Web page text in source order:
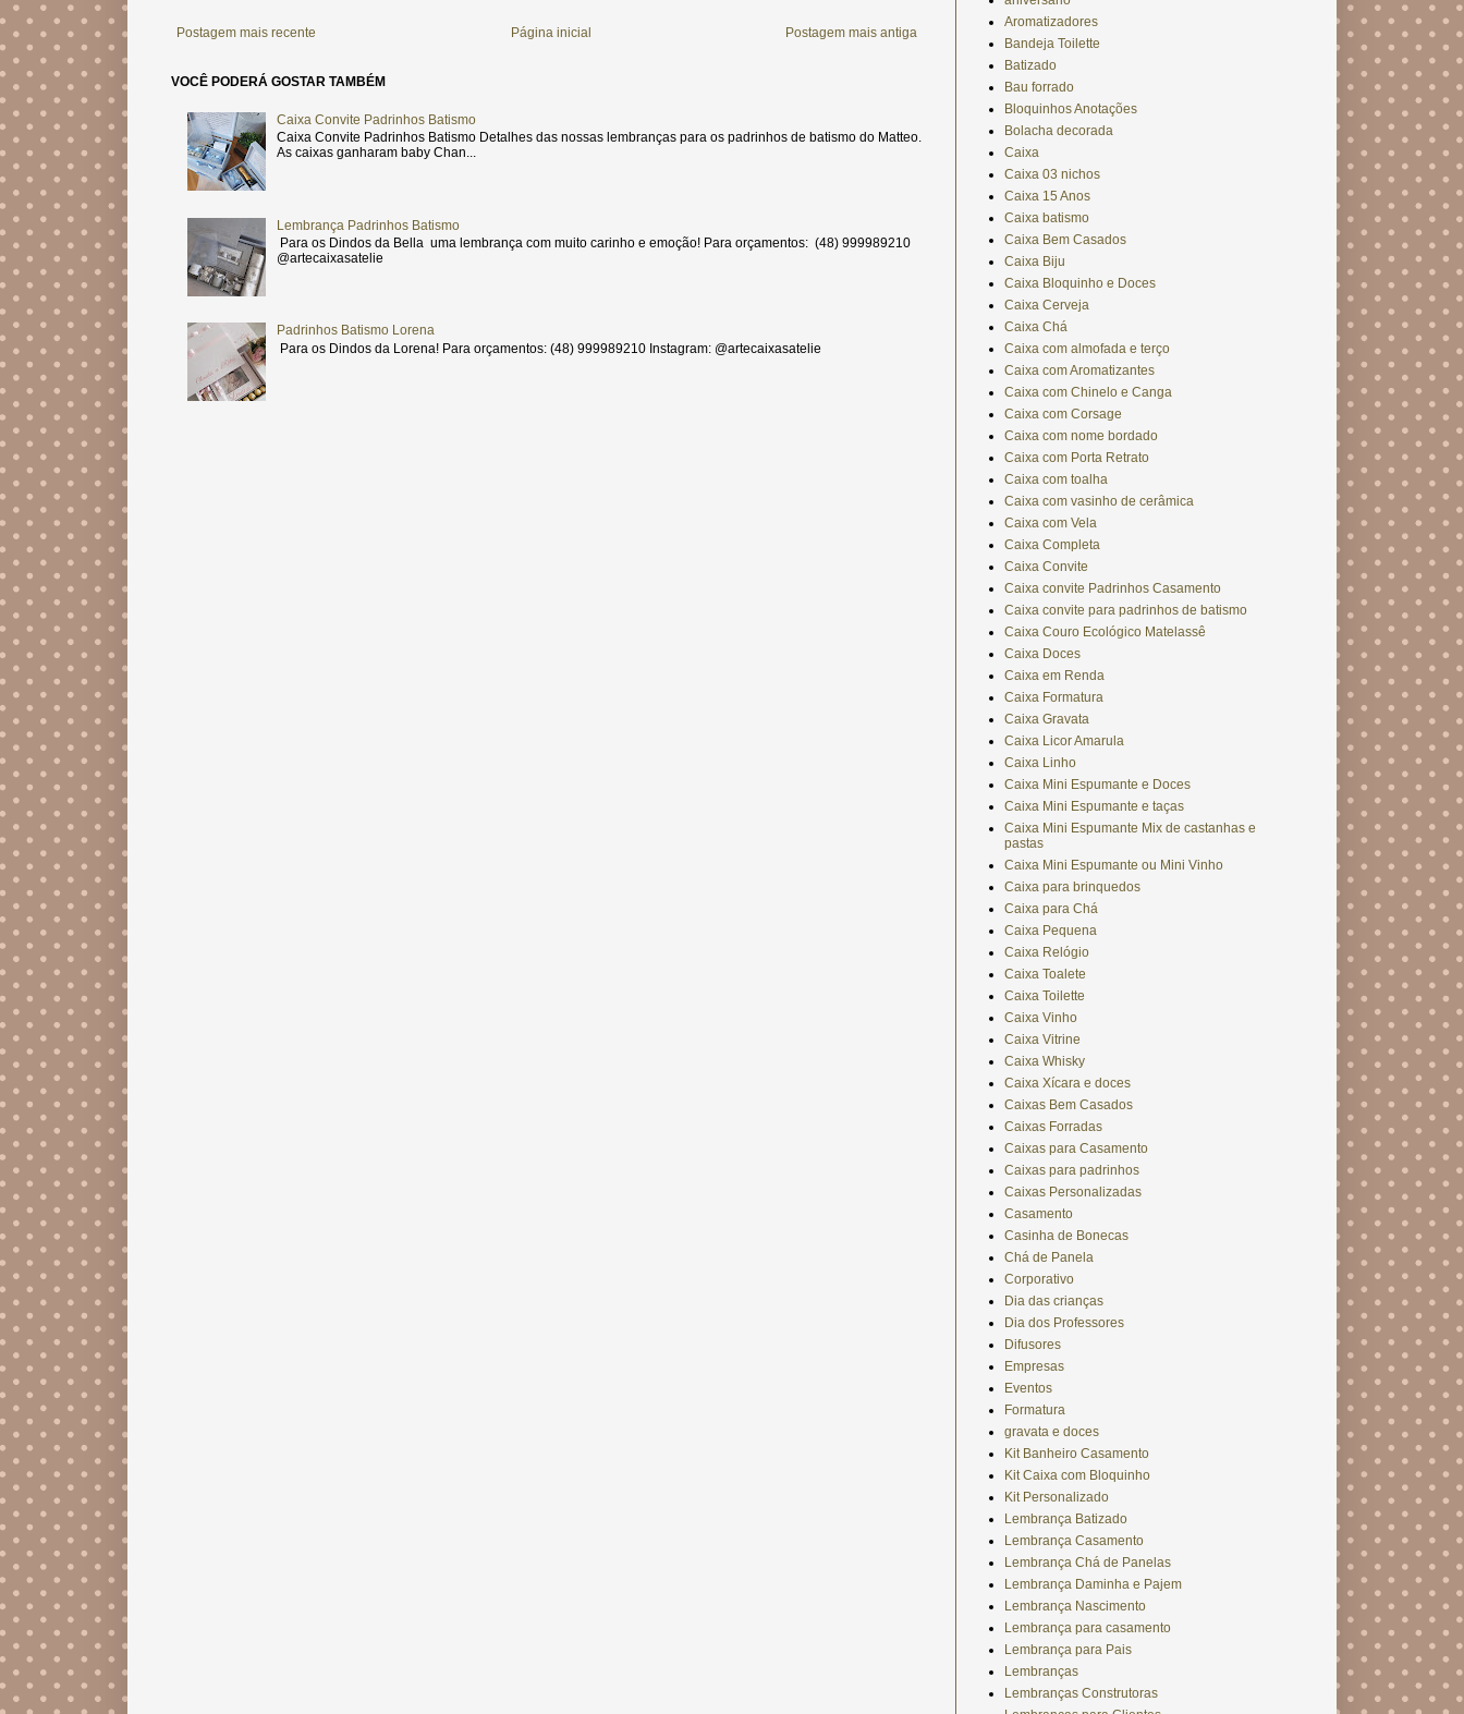
Postagem mais recente Postagem mais antiga
Página inicial
VOCÊ PODERÁ GOSTAR TAMBÉM
Caixa Convite Padrinhos Batismo
Caixa Convite Padrinhos Batismo Detalhes das nossas lembranças para os padrinhos de batismo do Matteo.
As caixas ganharam baby Chan...
Lembrança Padrinhos Batismo
Para os Dindos da Bella uma lembrança com muito carinho e emoção! Para orçamentos: (48) 999989210
@artecaixasatelie
Padrinhos Batismo Lorena
Para os Dindos da Lorena! Para orçamentos: (48) 999989210 Instagram: @artecaixasatelie
Aromatizadores
Bandeja Toilette
Batizado
Bau forrado
Bloquinhos Anotações
Bolacha decorada
Caixa
Caixa 03 nichos
Caixa 15 Anos
Caixa batismo
Caixa Bem Casados
Caixa Biju
Caixa Bloquinho e Doces
Caixa Cerveja
Caixa Chá
Caixa com almofada e terço
Caixa com Aromatizantes
Caixa com Chinelo e Canga
Caixa com Corsage
Caixa com nome bordado
Caixa com Porta Retrato
Caixa com toalha
Caixa com vasinho de cerâmica
Caixa com Vela
Caixa Completa
Caixa Convite
Caixa convite Padrinhos Casamento
Caixa convite para padrinhos de batismo
Caixa Couro Ecológico Matelassê
Caixa Doces
Caixa em Renda
Caixa Formatura
Caixa Gravata
Caixa Licor Amarula
Caixa Linho
Caixa Mini Espumante e Doces
Caixa Mini Espumante e taças
Caixa Mini Espumante Mix de castanhas e
pastas
Caixa Mini Espumante ou Mini Vinho
Caixa para brinquedos
Caixa para Chá
Caixa Pequena
Caixa Relógio
Caixa Toalete
Caixa Toilette
Caixa Vinho
Caixa Vitrine
Caixa Whisky
Caixa Xícara e doces
Caixas Bem Casados
Caixas Forradas
Caixas para Casamento
Caixas para padrinhos
Caixas Personalizadas
Casamento
Casinha de Bonecas
Chá de Panela
Corporativo
Dia das crianças
Dia dos Professores
Difusores
Empresas
Eventos
Formatura
gravata e doces
Kit Banheiro Casamento
Kit Caixa com Bloquinho
Kit Personalizado
Lembrança Batizado
Lembrança Casamento
Lembrança Chá de Panelas
Lembrança Daminha e Pajem
Lembrança Nascimento
Lembrança para casamento
Lembrança para Pais
Lembranças
Lembranças Construtoras